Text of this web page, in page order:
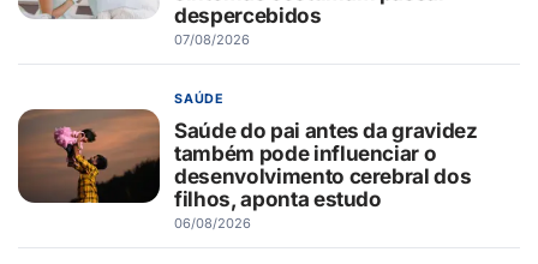
despercebidos
07/08/2026
SAÚDE
Saúde do pai antes da gravidez
também pode influenciar o
desenvolvimento cerebral dos
filhos, aponta estudo
06/08/2026